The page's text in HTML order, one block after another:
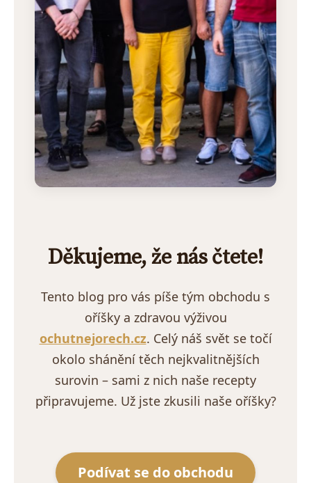
Děkujeme, že nás čtete!
Tento blog pro vás píše tým obchodu s
oříšky a zdravou výživou
ochutnejorech.cz. Celý náš svět se točí
okolo shánění těch nejkvalitnějších
surovin – sami z nich naše recepty
připravujeme. Už jste zkusili naše oříšky?
Podívat se do obchodu